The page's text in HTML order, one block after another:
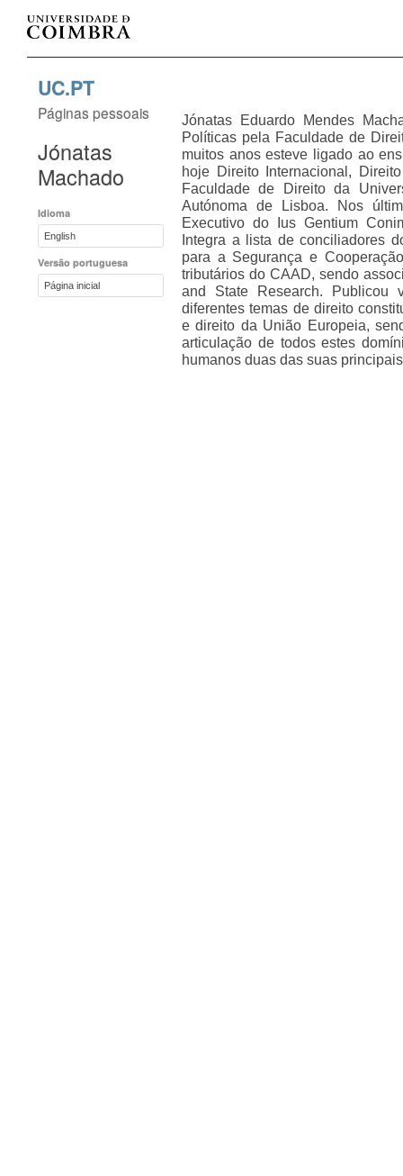
UC.PT
Páginas pessoais
Jónatas
Machado
Idioma
English
Versão portuguesa
Página inicial
Jónatas Eduardo Mendes
Políticas pela Faculdade de
muitos anos esteve ligado ao
hoje Direito Internacional,
Faculdade de Direito da
Autónoma de Lisboa. Nos
Executivo do Ius Gentium
Integra a lista de conciliadores
para a Segurança e
tributários do CAAD, sendo
and State Research. Publicou
diferentes temas de direito
e direito da União Europeia,
articulação de todos estes
humanos duas das suas